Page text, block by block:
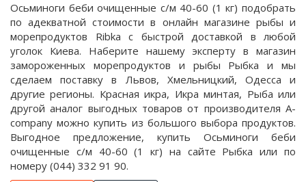
Осьминоги беби очищенные с/м 40-60 (1 кг) подобрать
по адекватной стоимости в онлайн магазине рыбы и
морепродуктов Ribka с быстрой доставкой в любой
уголок Киева. Наберите нашему эксперту в магазин
замороженных морепродуктов и рыбы Рыбка и мы
сделаем поставку в Львов, Хмельницкий, Одесса и
другие регионы. Красная икра, Икра минтая, Рыба или
другой аналог выгодных товаров от производителя A-
company можно купить из большого выбора продуктов.
Выгодное предложение, купить Осьминоги беби
очищенные с/м 40-60 (1 кг) на сайте Рыбка или по
номеру (044) 332 91 90.